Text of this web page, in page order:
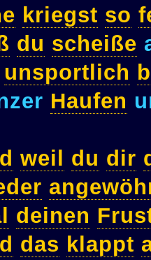
kriegst so
du scheiße
unsportlich
Haufen
weil du dir
deinen
das klappt